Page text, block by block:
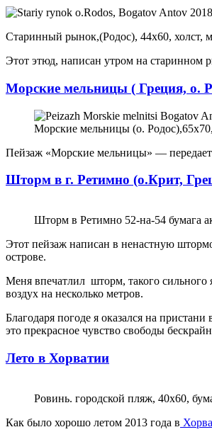
Старинный рынок,(Родос), 44х60, холст,
Этот этюд, написан утром на старинном
Морские мельницы ( Греция, о.
Морские мельницы (о.
Пейзаж «Морские мельницы» — передает
Шторм в г. Ретимно (о.Крит,
Шторм в Ретимно 52-на-54 бумага
Этот пейзаж написан в ненастную
острове.
Меня впечатлил шторм, такого сильного
воздух на несколько метров.
Благодаря погоде я оказался на
это прекрасное чувство свободы
Лето в Хорватии
Ровинь. городской пляж, 40х60,
Как было хорошо летом 2013 года в